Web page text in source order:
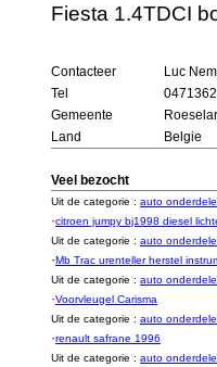
Fiesta 1.4TDCI
Contacteer
Luc
Tel
Gemeente
Land
Belgie
Veel bezocht
Uit de categorie : auto
·citroen jumpy bj1998 diesel
Uit de categorie : auto
·Mb Trac urenteller herstel
Uit de categorie : auto
·Voorvleugel Carisma
Uit de categorie : auto
·renault safrane 1996
Uit de categorie : auto